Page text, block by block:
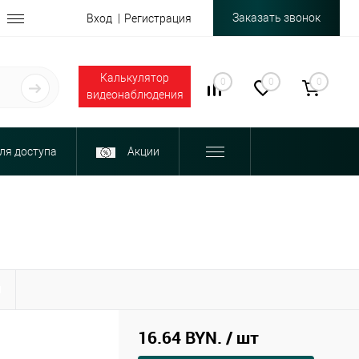
Вход Регистрация Заказать звонок
Калькулятор
видеонаблюдения
0 0 0
доступа Акции
16.64 BYN. / шт